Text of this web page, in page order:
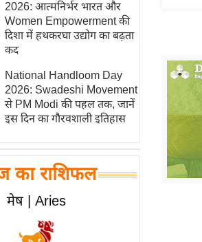
बेमिसाल
जगत
समीक्षा
2026: आत्मनिर्भर भारत और
Women Empowerment की
दिशा में हथकरघा उद्योग का बढ़ता
कद
National Handloom Day
2026: Swadeshi Movement
से PM Modi की पहल तक, जानें
इस दिन का गौरवशाली इतिहास
राशिफल
मेष | Aries